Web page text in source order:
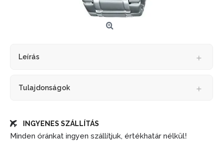
Leírás
Tulajdonságok
INGYENES SZÁLLÍTÁS
Minden óránkat ingyen szállítjuk, értékhatár nélkül!